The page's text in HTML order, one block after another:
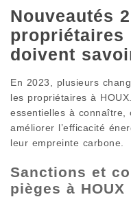
Nouveautés
propriétaires
doivent
En 2023, plusieurs
les propriétaires à
essentielles à connaître,
améliorer l’efficacité
leur empreinte carbone.
Sanctions et
pièges à HOUX